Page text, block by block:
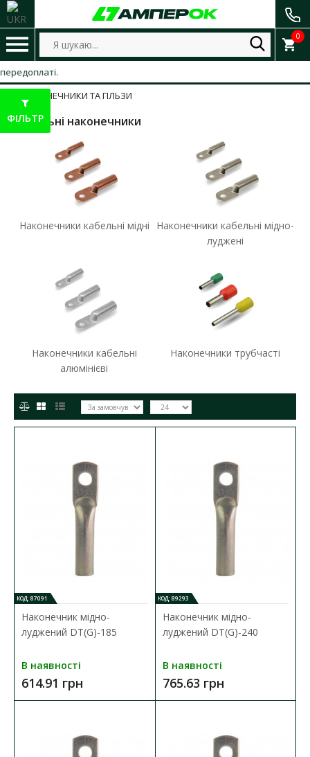
0
НАКОНЕЧНИКИ ТА ГІЛЬЗИ
Кабельні наконечники
Наконечники кабельні мідні
Наконечники кабельні мідно-
луджені
Наконечники кабельні
алюмінієві
Наконечники трубчасті
В наявності
КОД: 87091
Наконечник мідно-
луджений DT(G)-185
В наявності
614.91 грн
КОД: 89293
Наконечник мідно-
луджений DT(G)-240
В наявності
765.63 грн
ФІЛЬТР